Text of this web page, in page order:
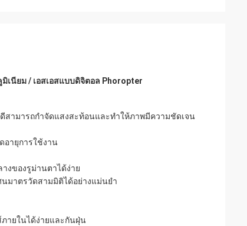
นียม / เอสเอสแบบดิจิตอล Phoropter
สามารถกำจัดแสงสะท้อนและทำให้ภาพมีความชัดเจน
อายุการใช้งาน
งของรูม่านตาได้ง่าย
มาตรวัดสามมิติได้อย่างแม่นยำ
ายในได้ง่ายและกันฝุ่น